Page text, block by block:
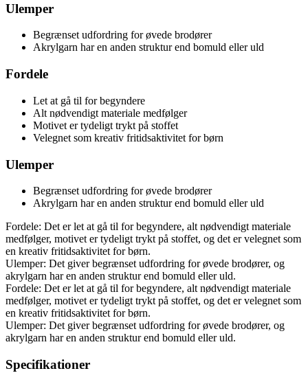
Ulemper
Begrænset udfordring for øvede brodører
Akrylgarn har en anden struktur end bomuld eller uld
Fordele
Let at gå til for begyndere
Alt nødvendigt materiale medfølger
Motivet er tydeligt trykt på stoffet
Velegnet som kreativ fritidsaktivitet for børn
Ulemper
Begrænset udfordring for øvede brodører
Akrylgarn har en anden struktur end bomuld eller uld
Fordele: Det er let at gå til for begyndere, alt nødvendigt materiale
medfølger, motivet er tydeligt trykt på stoffet, og det er velegnet som
en kreativ fritidsaktivitet for børn.
Ulemper: Det giver begrænset udfordring for øvede brodører, og
akrylgarn har en anden struktur end bomuld eller uld.
Fordele: Det er let at gå til for begyndere, alt nødvendigt materiale
medfølger, motivet er tydeligt trykt på stoffet, og det er velegnet som
en kreativ fritidsaktivitet for børn.
Ulemper: Det giver begrænset udfordring for øvede brodører, og
akrylgarn har en anden struktur end bomuld eller uld.
Specifikationer